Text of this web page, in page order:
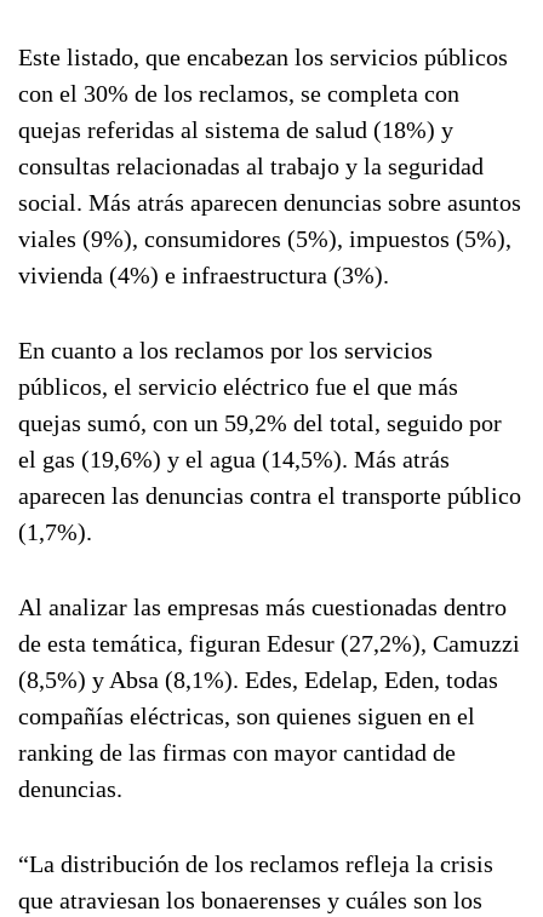
Este listado, que encabezan los servicios públicos
con el 30% de los reclamos, se completa con
quejas referidas al sistema de salud (18%) y
consultas relacionadas al trabajo y la seguridad
social. Más atrás aparecen denuncias sobre asuntos
viales (9%), consumidores (5%), impuestos (5%),
vivienda (4%) e infraestructura (3%).
En cuanto a los reclamos por los servicios
públicos, el servicio eléctrico fue el que más
quejas sumó, con un 59,2% del total, seguido por
el gas (19,6%) y el agua (14,5%). Más atrás
aparecen las denuncias contra el transporte público
(1,7%).
Al analizar las empresas más cuestionadas dentro
de esta temática, figuran Edesur (27,2%), Camuzzi
(8,5%) y Absa (8,1%). Edes, Edelap, Eden, todas
compañías eléctricas, son quienes siguen en el
ranking de las firmas con mayor cantidad de
denuncias.
“La distribución de los reclamos refleja la crisis
que atraviesan los bonaerenses y cuáles son los